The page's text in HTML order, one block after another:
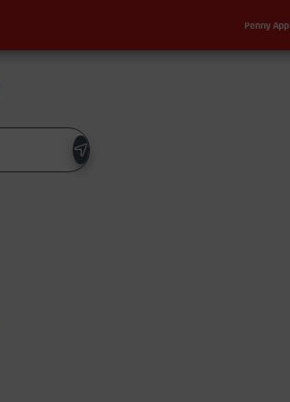
Sekundärnavigation
Penny App